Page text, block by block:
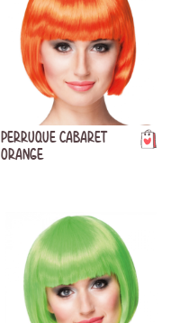
PERRUQUE CABARET
ORANGE